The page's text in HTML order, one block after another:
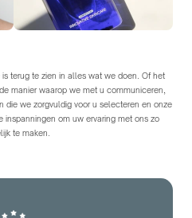
is terug te zien in alles wat we doen. Of het
manier waarop we met u communiceren,
die we zorgvuldig voor u selecteren en onze
inspanningen om uw ervaring met ons zo
te maken.